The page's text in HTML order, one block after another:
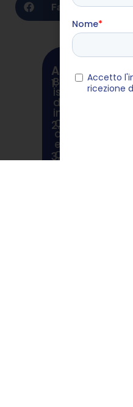
Facebook
ARTICOLI
1.
Bonus
istruzioni Inps:
devono
imprese
2.
agli studenti
ecco le prime
3.Colletti blu e